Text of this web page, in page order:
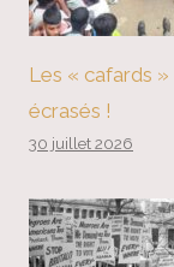
Les « cafards
écrasés !
30 juillet 2026